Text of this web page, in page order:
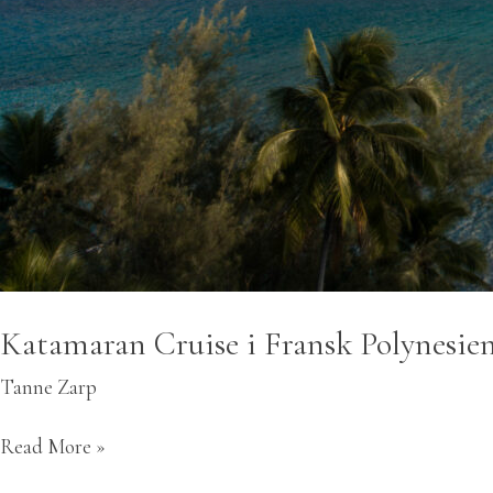
Katamaran Cruise i Fransk
Tanne Zarp
Read More »